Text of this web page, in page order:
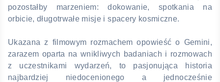
pozostałby marzeniem: dokowanie, spotkania na
orbicie, długotrwałe misje i spacery kosmiczne.
Ukazana z filmowym rozmachem opowieść o Gemini,
zarazem oparta na wnikliwych badaniach i rozmowach
z uczestnikami wydarzeń, to pasjonująca historia
najbardziej niedocenionego a jednocześnie